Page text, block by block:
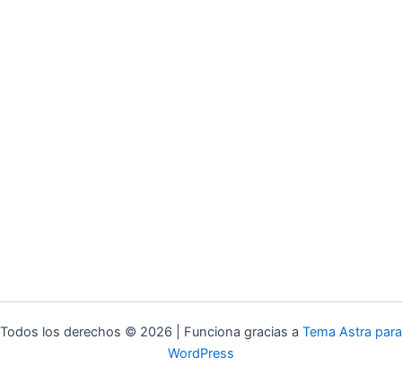
Todos los derechos © 2026 | Funciona gracias a Tema Astra para
WordPress